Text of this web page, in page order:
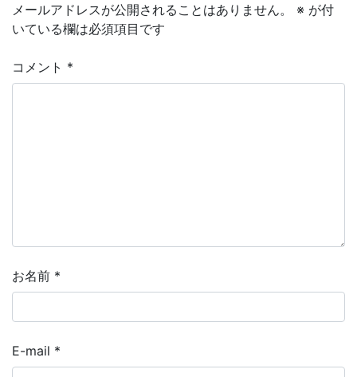
メールアドレスが公開されることはありません。 ※ が付
いている欄は必須項目です
コメント *
お名前 *
E-mail *